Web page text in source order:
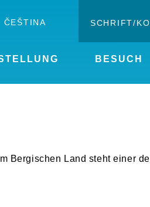
ČEŠTINA SCHRIFT/
BESUCH
Bergischen Land steht einer